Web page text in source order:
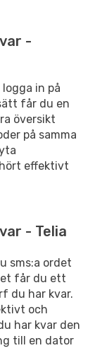
-
in på
får du en
översikt
på samma
effektivt
- Telia
sms:a ordet
får du ett
du har kvar.
och
har kvar den
till en dator